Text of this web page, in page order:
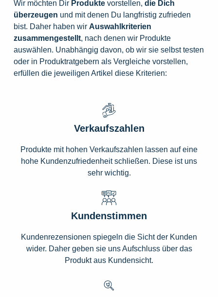
Wir möchten Dir Produkte vorstellen, die Dich
überzeugen und mit denen Du langfristig zufrieden
bist. Daher haben wir Auswahlkriterien
zusammengestellt, nach denen wir Produkte
auswählen. Unabhängig davon, ob wir sie selbst testen
oder in Produktratgebern als Vergleiche vorstellen,
erfüllen die jeweiligen Artikel diese Kriterien:
Verkaufszahlen
Produkte mit hohen Verkaufszahlen lassen auf eine
hohe Kundenzufriedenheit schließen. Diese ist uns
sehr wichtig.
Kundenstimmen
Kundenrezensionen spiegeln die Sicht der Kunden
wider. Daher geben sie uns Aufschluss über das
Produkt aus Kundensicht.